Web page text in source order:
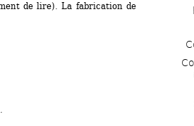
de lire). La fabrication de